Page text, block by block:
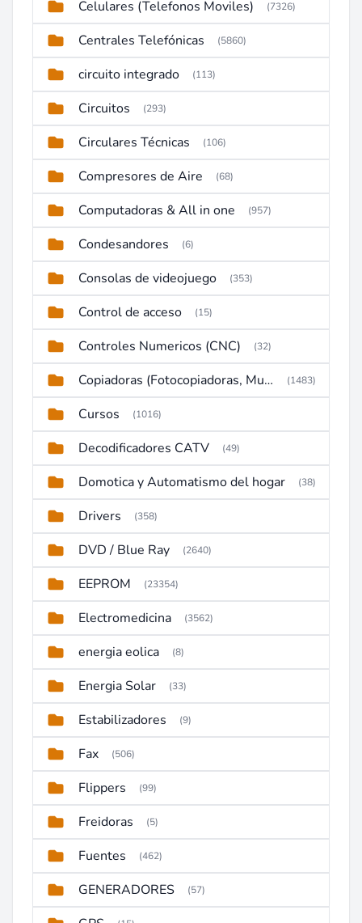
Celulares (Telefonos Moviles) (7326)
Centrales Telefónicas (5860)
circuito integrado (113)
Circuitos (293)
Circulares Técnicas (106)
Compresores de Aire (68)
Computadoras & All in one (957)
Condesandores (6)
Consolas de videojuego (353)
Control de acceso (15)
Controles Numericos (CNC) (32)
Copiadoras (Fotocopiadoras, Multifunctions, Ploter, etc) (1483)
Cursos (1016)
Decodificadores CATV (49)
Domotica y Automatismo del hogar (38)
Drivers (358)
DVD / Blue Ray (2640)
EEPROM (23354)
Electromedicina (3562)
energia eolica (8)
Energia Solar (33)
Estabilizadores (9)
Fax (506)
Flippers (99)
Freidoras (5)
Fuentes (462)
GENERADORES (57)